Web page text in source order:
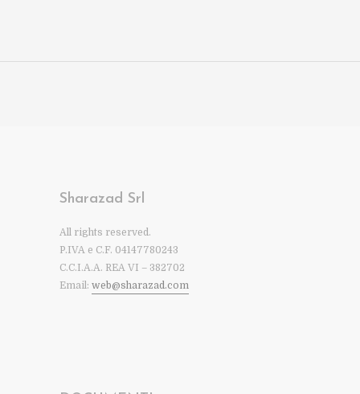
Sharazad Srl
All rights reserved.
P.IVA e C.F. 04147780243
C.C.I.A.A. REA VI – 382702
Email: web@sharazad.com